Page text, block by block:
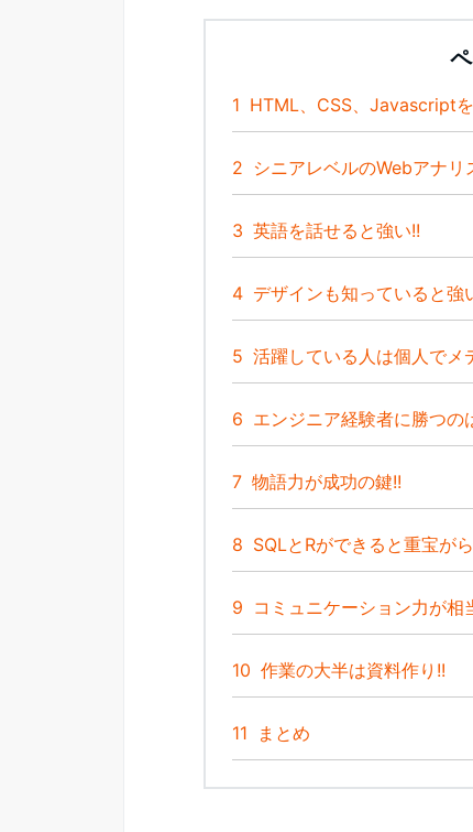
1 HTML、CSS、Javascript
2 シニアレベルのWebアナ
3 英語を話せると強い!!
4 デザインも知っていると強
5 活躍している人は個人でメ
6 エンジニア経験者に勝つの
7 物語力が成功の鍵!!
8 SQLとRができると重宝が
9 コミュニケーション力が相
10 作業の大半は資料作り!!
11 まとめ